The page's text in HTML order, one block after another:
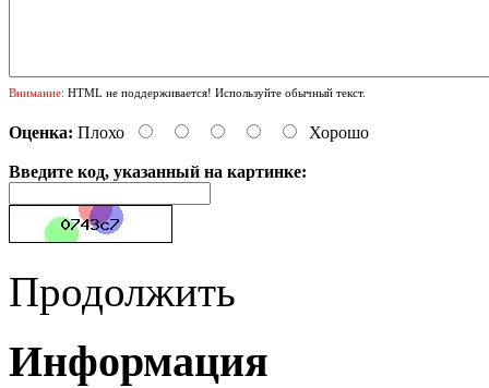
Внимание: HTML не поддерживается! Используйте обычный текст.
Оценка: Плохо Хорошо
Введите код, указанный на картинке:
Продолжить
Информация